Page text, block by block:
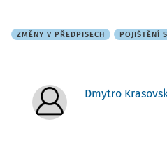
ZMĚNY V PŘEDPISECH POJIŠTĚNÍ
Dmytro